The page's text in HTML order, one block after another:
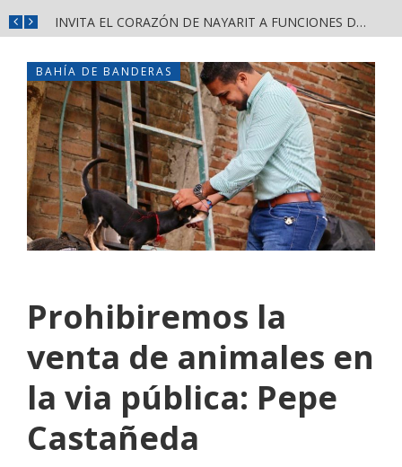
INVITA EL CORAZÓN DE NAYARIT A FUNCIONES DE CINE GRATUITAS EN LA CONCHA ACÚSTICA
BAHÍA DE BANDERAS
Prohibiremos la
venta de animales en
la via pública: Pepe
Castañeda